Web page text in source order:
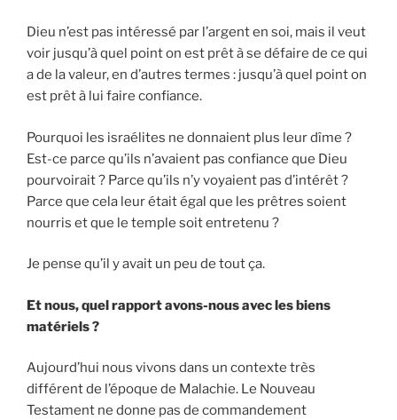
Dieu n’est pas intéressé par l’argent en soi, mais il veut
voir jusqu’à quel point on est prêt à se défaire de ce qui
a de la valeur, en d’autres termes : jusqu’à quel point on
est prêt à lui faire confiance.
Pourquoi les israélites ne donnaient plus leur dîme ?
Est-ce parce qu’ils n’avaient pas confiance que Dieu
pourvoirait ? Parce qu’ils n’y voyaient pas d’intérêt ?
Parce que cela leur était égal que les prêtres soient
nourris et que le temple soit entretenu ?
Je pense qu’il y avait un peu de tout ça.
Et nous, quel rapport avons-nous avec les biens
matériels ?
Aujourd’hui nous vivons dans un contexte très
différent de l’époque de Malachie. Le Nouveau
Testament ne donne pas de commandement